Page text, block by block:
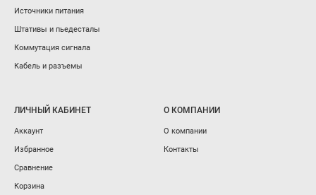
Источники питания
Штативы и пьедесталы
Коммутация сигнала
Кабель и разъемы
ЛИЧНЫЙ КАБИНЕТ
Аккаунт
Избранное
Сравнение
Корзина
О КОМПАНИИ
О компании
Контакты